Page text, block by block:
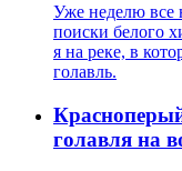
Уже неделю все
поиски белого
я на реке, в
голавль.
голавля на